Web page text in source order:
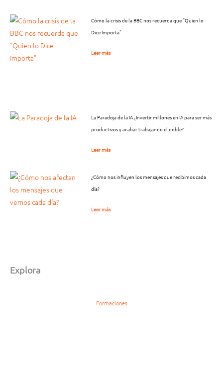
Cómo la crisis de la BBC nos recuerda que “Quien lo
Dice Importa”
Leer más
La Paradoja de la IA ¿Invertir millones en IA para ser más
productivos y acabar trabajando el doble?
Leer más
¿Cómo nos influyen los mensajes que recibimos cada
día?
Leer más
Explora
Formaciones